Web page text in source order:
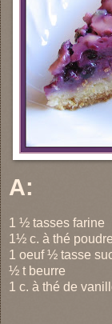
A:
1 ½ tasses farine
1½ c. à thé
1 oeuf ½ tasse
½ t beurre
1 c. à thé de